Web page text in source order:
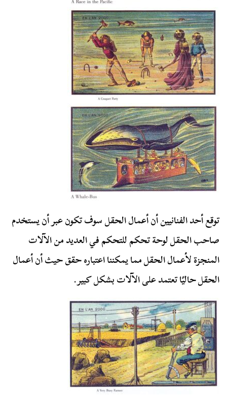
توقع أحد الفنانيين أن أعمال الحقل سوف تكون عبر أن يستخدم
صاحب الحقل لوحة تحكم للتحكم في العديد من الآلات
المنجزة لأعمال الحقل مما يمكننا اعتباره حقق حيث أن أعمال
الحقل حاليًا تعتمد على الآلات بشكل كبير.